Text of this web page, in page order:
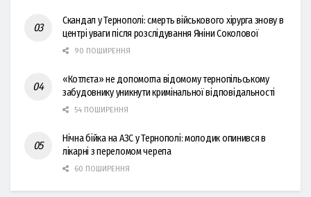
Скандал у Тернополі: смерть військового хірурга знову в
центрі уваги після розслідування Яніни Соколової
90 ПОШИРЕННЯ
«Котлєта» не допомогла відомому тернопільському
забудовнику уникнути кримінальної відповідальності
54 ПОШИРЕННЯ
Нічна бійка на АЗС у Тернополі: молодик опинився в
лікарні з переломом черепа
60 ПОШИРЕННЯ